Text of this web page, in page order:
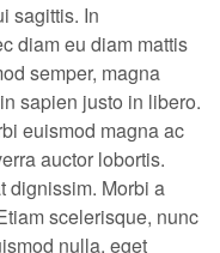
sagittis. In
diam eu diam mattis
semper, magna
sapien justo in libero.
euismod magna ac
auctor lobortis.
dignissim. Morbi a
scelerisque, nunc
nulla, eget